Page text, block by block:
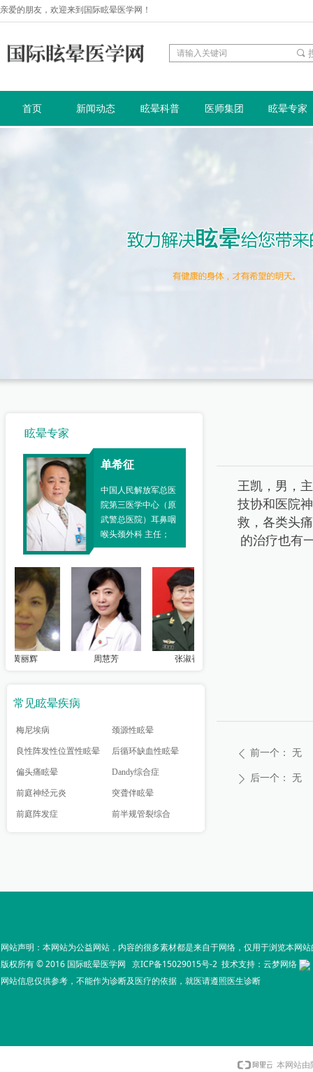
亲爱的朋友，欢迎来到国际眩晕医学网！
끠
首页 新闻动态 眩晕科普 医师集团 眩晕专家
中国人民解放军总医院
第三医学中心（原武警
总医院）耳鼻咽喉头颈
外科 主任；
单希征
眩晕专家
单希征
中国人民解放军总医
院第三医学中心（原
武警总医院）耳鼻咽
喉头颈外科 主任；
辉 周慧芳 张淑香
常见眩晕疾病
梅尼埃病
良性阵发性位置性眩晕
偏头痛眩晕
前庭神经元炎
前庭阵发症
颈源性眩晕
后循环缺血性眩晕
Dandy综合症
突聋伴眩晕
前半规管裂综合
王凯，男，
技协和医院
救，各类头
的治疗也有
ꄴ 前一个： 无
ꄲ 后一个： 无
网站声明：本网站为公益网站，内容的很多素材都是来自于网络，仅用于浏览本网
版权所有 © 2016 国际眩晕医学网 京ICP备15029015号-2 技术支持： 云梦网络
网站信息仅供参考，不能作为诊断及医疗的依据，就医请遵照医生诊断
本网站由